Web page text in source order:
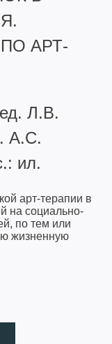
АРТ-
Л.В.
А.С.
ил.
арт-терапии в
на социально-
по тем или
жизненную